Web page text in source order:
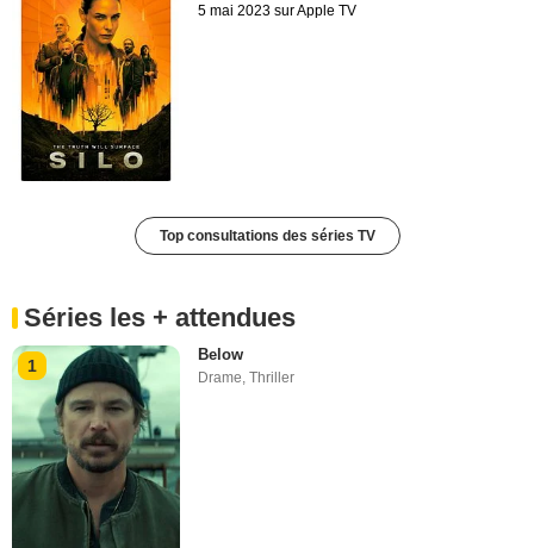
5 mai 2023 sur Apple TV
Top consultations des séries TV
Séries les + attendues
1
Below
Drame,Thriller